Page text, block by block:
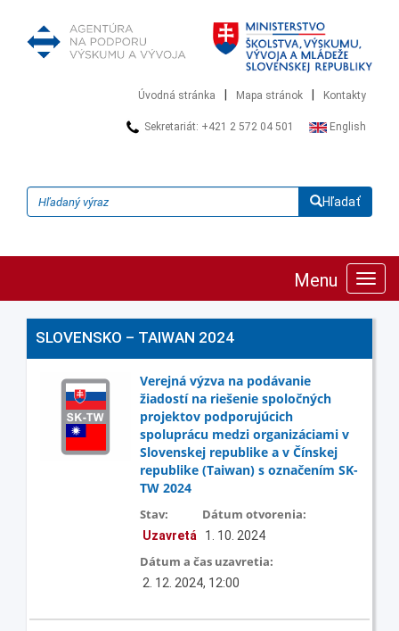
Úvodná stránka Mapa stránok Kontakty
Sekretariát: +421 2 572 04 501 English
Hľadať
Menu
SLOVENSKO – TAIWAN 2024
Verejná výzva na podávanie
žiadostí na riešenie spoločných
projektov podporujúcich
spoluprácu medzi organizáciami v
Slovenskej republike a v Čínskej
republike (Taiwan) s označením SK-
TW 2024
Stav:
Uzavretá
Dátum otvorenia:
1. 10. 2024
Dátum a čas uzavretia:
2. 12. 2024, 12:00